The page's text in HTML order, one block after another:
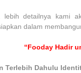
lebih detailnya kami
dalam
“Fooday Hadir
Terlebih Dahulu